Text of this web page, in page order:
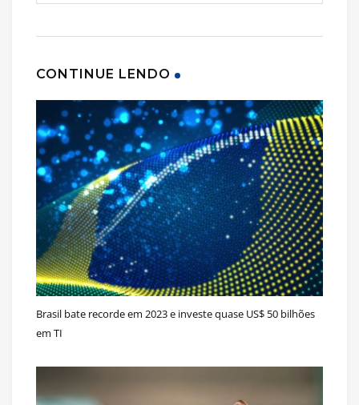
CONTINUE LENDO
Brasil bate recorde em 2023 e investe quase US$ 50 bilhões
em TI